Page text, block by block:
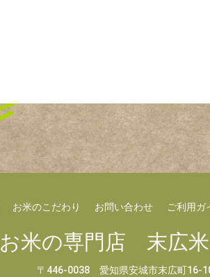
お米のこだわり お問い合わせ ご利用ガ
お米の専門店 末広
〒446-0038 愛知県安城市末広町16-